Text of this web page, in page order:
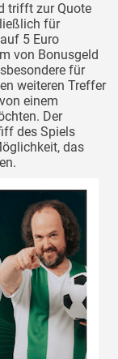
trifft zur Quote
für
5 Euro
von Bonusgeld
für
weiteren Treffer
einem
Der
des Spiels
das